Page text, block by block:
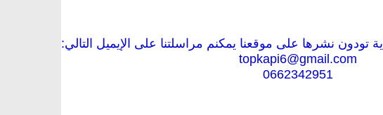
تودون نشرها على موقعنا يمكنم مراسلتنا على الإيميل التالي:
topkapi6@gmail.com
0662342951